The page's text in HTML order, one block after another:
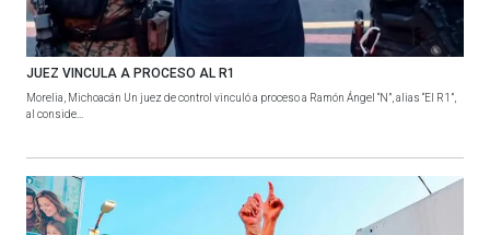
JUEZ VINCULA A PROCESO AL R1
Morelia, Michoacán Un juez de control vinculó a proceso a Ramón Ángel “N”, alias “El R1”,
al conside...